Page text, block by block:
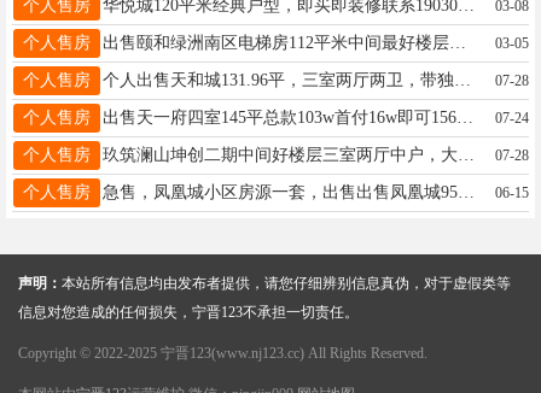
个人售房 华悦城120平米经典户型，即买即装修联系19030293315 03-08
个人售房 出售颐和绿洲南区电梯房112平米中间最好楼层，带地下大车库，首付十二万即可，详询13315916004 03-05
个人售房 07-28
个人售房 出售天一府四室145平总款103w首付16w即可15694858116同微 07-24
个人售房 玖筑澜山坤创二期中间好楼层三室两厅中户，大通阳台，带车位，带小房，已验房。三小六中学区房，今年孩子上学直接可用，联系电话：15226804868 07-28
个人售房 急售，凤凰城小区房源一套，出售出售凤凰城95平米，中间楼层，全款52万，看房联系15933398992 06-15
声明： 本站所有信息均由发布者提供，请您仔细辨别信息真伪，对于虚假类等
信息对您造成的任何损失，宁晋123不承担一切责任。
Copyright © 2022-2025 宁晋123(www.nj123.cc) All Rights Reserved.